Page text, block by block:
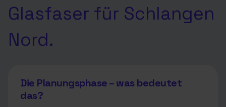
Glasfaser für Schlangen
Nord.
Die Planungsphase – was bedeutet
das?